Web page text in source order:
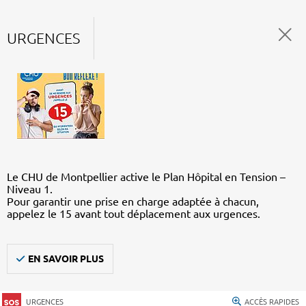
URGENCES
Le CHU de Montpellier active le Plan Hôpital en Tension –
Niveau 1.
Pour garantir une prise en charge adaptée à chacun,
appelez le 15 avant tout déplacement aux urgences.
EN SAVOIR PLUS
URGENCES ACCÈS RAPIDES